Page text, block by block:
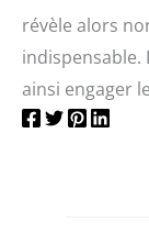
révèle alors
ainsi engager